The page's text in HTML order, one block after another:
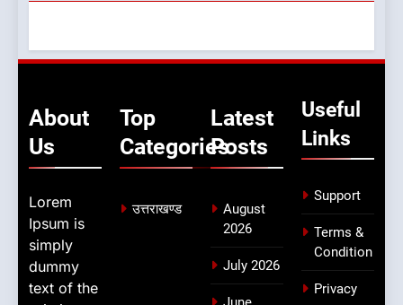
About
Us
Lorem
Ipsum is
simply
dummy
text of the
Top
Categories
उत्तराखण्ड
Latest
Posts
August
2026
July 2026
Useful
Links
Support
Terms &
Condition
Privacy